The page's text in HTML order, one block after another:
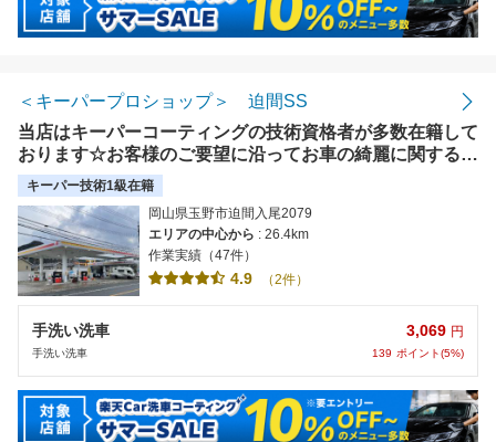
＜キーパープロショップ＞ 迫間SS
当店はキーパーコーティングの技術資格者が多数在籍して
おります☆お客様のご要望に沿ってお車の綺麗に関するお
悩み、解決致します！何でもお気軽にご相談下さい!(^^)!
キーパー技術1級在籍
岡山県玉野市迫間入尾2079
エリアの中心から : 26.4km
作業実績（47件）
4.9 （2件）
手洗い洗車
手洗い洗車
3,069 円
139 ポイント(5%)